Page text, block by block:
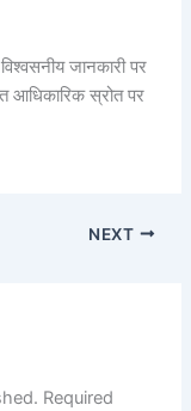
जानकारी पर
आधिकारिक स्रोत पर
NEXT
Required